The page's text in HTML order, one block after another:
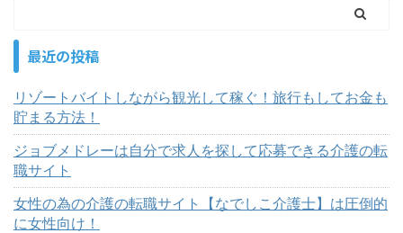
最近の投稿
リゾートバイトしながら観光して稼ぐ！旅行もしてお金も
貯まる方法！
ジョブメドレーは自分で求人を探して応募できる介護の転
職サイト
女性の為の介護の転職サイト【なでしこ介護士】は圧倒的
に女性向け！